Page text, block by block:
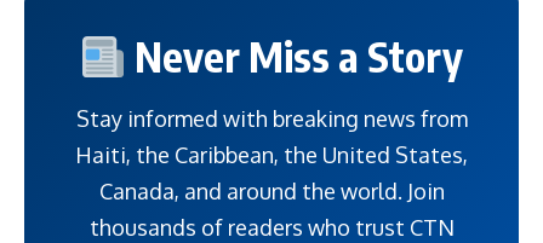
Never Miss a Story
Stay informed with breaking news from
Haiti, the Caribbean, the United States,
Canada, and around the world. Join
thousands of readers who trust CTN